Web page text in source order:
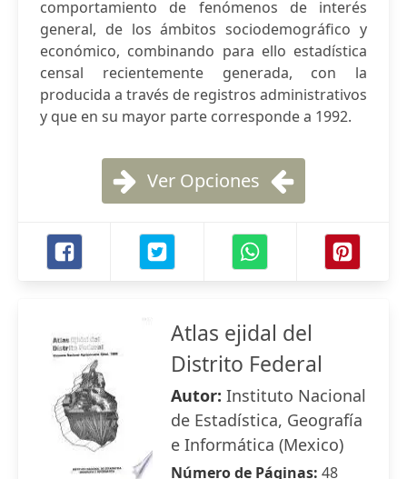
comportamiento de fenómenos de interés
general, de los ámbitos sociodemográfico y
económico, combinando para ello estadística
censal recientemente generada, con la
producida a través de registros administrativos
y que en su mayor parte corresponde a 1992.
Ver Opciones
Atlas ejidal del
Distrito Federal
Autor: Instituto Nacional
de Estadística, Geografía
e Informática (Mexico)
Número de Páginas: 48